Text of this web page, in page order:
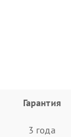
Гарантия
3 года